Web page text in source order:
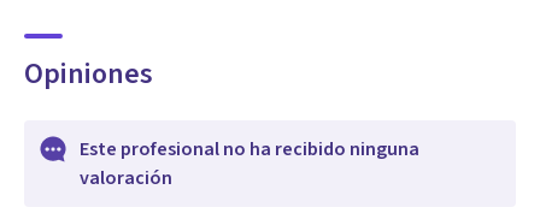
Opiniones
Este profesional no ha recibido ninguna
valoración